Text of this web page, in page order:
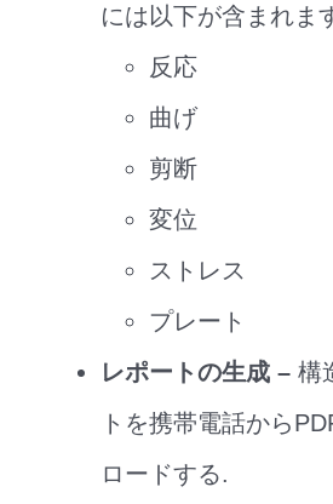
には以下が含まれま
反応
曲げ
剪断
変位
ストレス
プレート
レポートの生成 – 構
トを携帯電話から
ロードする.